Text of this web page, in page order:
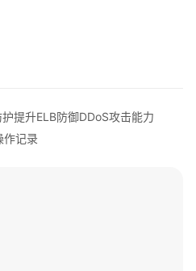
提升ELB防御DDoS攻击能力
作记录